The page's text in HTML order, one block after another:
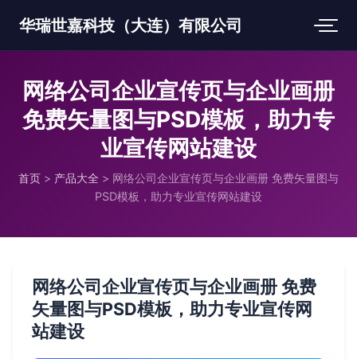
华瑞世嘉科技（大连）有限公司
网络公司企业宣传页与企业画册
免费矢量图与PSD模板，助力专
业宣传网站建设
首页 > 产品大全 > 网络公司企业宣传页与企业画册 免费矢量图与
PSD模板，助力专业宣传网站建设
网络公司企业宣传页与企业画册 免费
矢量图与PSD模板，助力专业宣传网
站建设